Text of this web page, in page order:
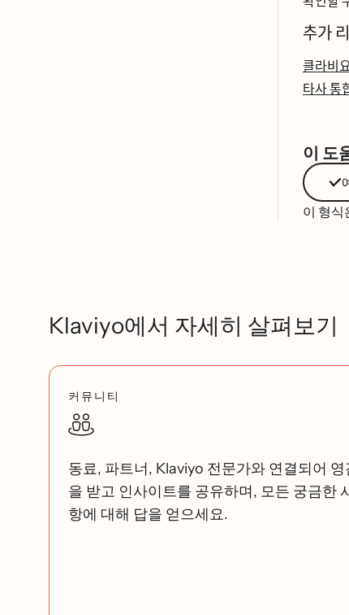
추가
타사
이 도
이 형식
Klaviyo에서 자세히 살펴보기
커뮤니티
동료, 파트너, Klaviyo 전문가와 연결되어 영
을 받고 인사이트를 공유하며, 모든 궁금한
항에 대해 답을 얻으세요.